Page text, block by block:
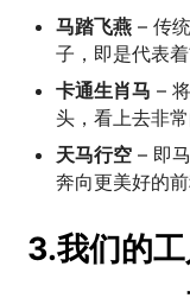
马踏飞燕 – 传
子，即是代表
卡通生肖马 –
头，看上去非
天马行空 – 即
奔向更美好的前
3.我们的